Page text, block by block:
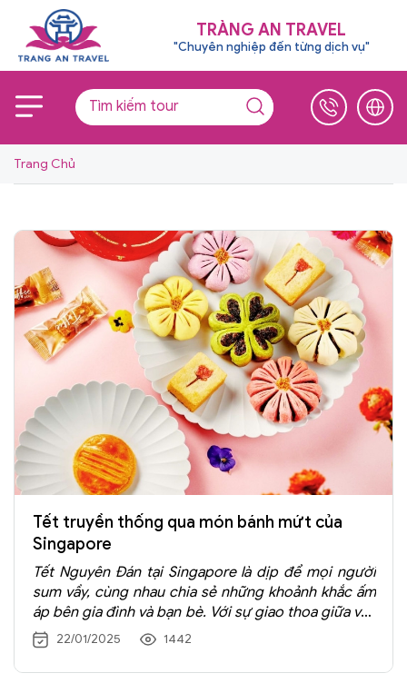
TRÀNG AN TRAVEL
"Chuyên nghiệp đến từng dịch vụ"
Trang Chủ
Tết truyền thống qua món bánh mứt của
Singapore
Tết Nguyên Đán tại Singapore là dịp để mọi người
sum vầy, cùng nhau chia sẻ những khoảnh khắc ấm
áp bên gia đình và bạn bè. Với sự giao thoa giữa văn
hóa Trung Hoa, Peranakan, và các nền văn hóa khác,
ẩm thực Tết của Singapore vừa độc đáo vừa phong
phú.
22/01/2025 1442